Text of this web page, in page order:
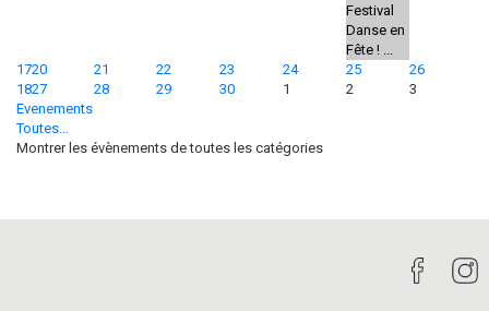
Festival
Danse en
Fête ! ...
1720 21 22 23 24 25
26
1827 28 29 30 1 2
3
Evenements
Toutes…
Montrer les évènements de toutes les catégories